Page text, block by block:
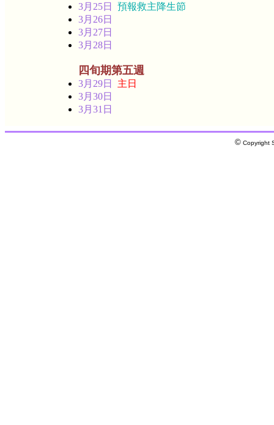
3月25日 預報救主降生節
3月26日
3月27日
3月28日
四旬期第五週
3月29日
主日
3月30日
3月31日
© Copyright